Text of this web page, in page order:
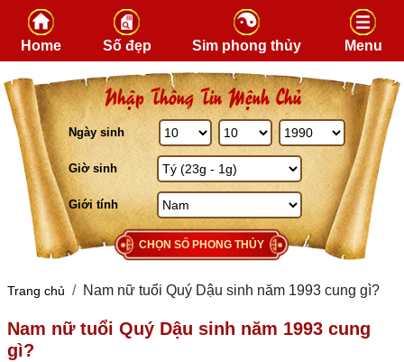
Skip to content
Home Số đẹp Sim phong thủy Menu
Nhập Thông Tin Mệnh Chủ
Ngày sinh
Giờ sinh
Giới tính
CHỌN SỐ PHONG THỦY
Trang chủ Nam nữ tuổi Quý Dậu sinh năm 1993 cung gì?
Nam nữ tuổi Quý Dậu sinh năm 1993 cung
gì?